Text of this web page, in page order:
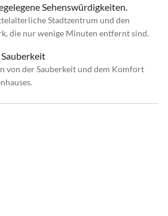
Sehenswürdigkeiten.
Stadtzentrum und den
die nur wenige Minuten entfernt sind.
von der Sauberkeit und dem Komfort